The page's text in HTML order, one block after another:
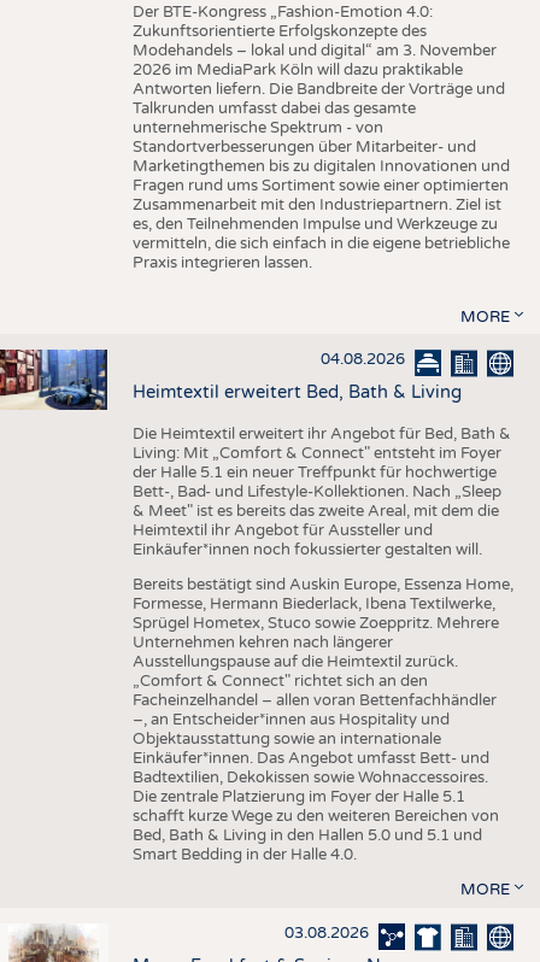
Der BTE-Kongress „Fashion-Emotion 4.0:
Zukunftsorientierte Erfolgskonzepte des
Modehandels – lokal und digital“ am 3. November
2026 im MediaPark Köln will dazu praktikable
Antworten liefern. Die Bandbreite der Vorträge und
Talkrunden umfasst dabei das gesamte
unternehmerische Spektrum - von
Standortverbesserungen über Mitarbeiter- und
Marketingthemen bis zu digitalen Innovationen und
Fragen rund ums Sortiment sowie einer optimierten
Zusammenarbeit mit den Industriepartnern. Ziel ist
es, den Teilnehmenden Impulse und Werkzeuge zu
vermitteln, die sich einfach in die eigene betriebliche
Praxis integrieren lassen.
MORE
04.08.2026
Heimtextil erweitert Bed, Bath & Living
Die Heimtextil erweitert ihr Angebot für Bed, Bath &
Living: Mit „Comfort & Connect" entsteht im Foyer
der Halle 5.1 ein neuer Treffpunkt für hochwertige
Bett-, Bad- und Lifestyle-Kollektionen. Nach „Sleep
& Meet" ist es bereits das zweite Areal, mit dem die
Heimtextil ihr Angebot für Aussteller und
Einkäufer*innen noch fokussierter gestalten will.
Bereits bestätigt sind Auskin Europe, Essenza Home,
Formesse, Hermann Biederlack, Ibena Textilwerke,
Sprügel Hometex, Stuco sowie Zoeppritz. Mehrere
Unternehmen kehren nach längerer
Ausstellungspause auf die Heimtextil zurück.
„Comfort & Connect" richtet sich an den
Facheinzelhandel – allen voran Bettenfachhändler
–, an Entscheider*innen aus Hospitality und
Objektausstattung sowie an internationale
Einkäufer*innen. Das Angebot umfasst Bett- und
Badtextilien, Dekokissen sowie Wohnaccessoires.
Die zentrale Platzierung im Foyer der Halle 5.1
schafft kurze Wege zu den weiteren Bereichen von
Bed, Bath & Living in den Hallen 5.0 und 5.1 und
Smart Bedding in der Halle 4.0.
MORE
03.08.2026